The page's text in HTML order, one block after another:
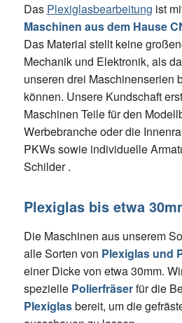
Das Plexiglasbearbeitung ist
Maschinen aus dem Hause
Das Material stellt keine
Mechanik und Elektronik, als
unseren drei Maschinenserien
können. Unsere Kundschaft
Maschinen Teile für den
Werbebranche oder die
PKWs sowie individuelle
Schilder .
Plexiglas bis etwa
Die Maschinen aus unserem
alle Sorten von Plexiglas und
einer Dicke von etwa 30mm.
spezielle Polierfräserfür die
Plexiglasbereit, um die